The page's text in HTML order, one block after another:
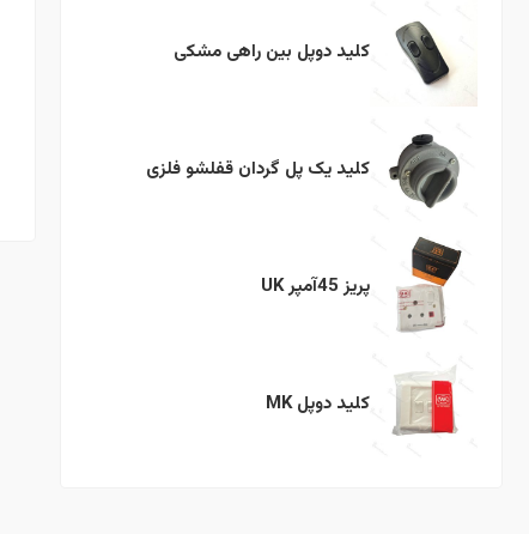
کلید دوپل بین راهی مشکی
کلید یک پل گردان قفلشو فلزی
پریز 45آمپر UK
کلید دوپل MK